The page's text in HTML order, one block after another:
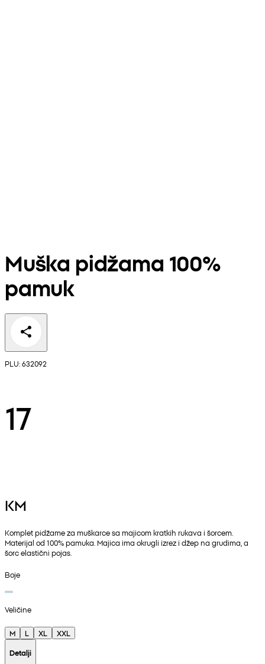
Muška pidžama 100%
pamuk
PLU: 632092
17
KM
Komplet pidžame za muškarce sa majicom kratkih rukava i šorcem.
Materijal od 100% pamuka. Majica ima okrugli izrez i džep na grudima, a
šorc elastični pojas.
Boje
Veličine
M L XL
XXL
Detalji